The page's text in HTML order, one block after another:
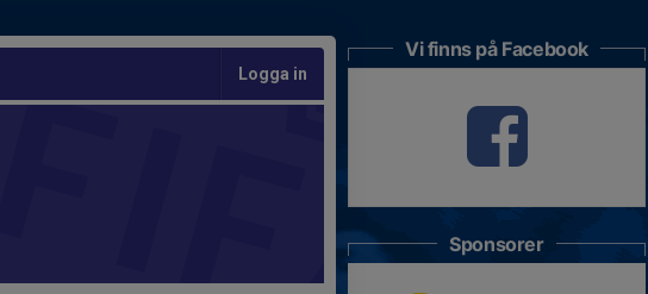
Logga in
Vi finns på Facebook
Sponsorer